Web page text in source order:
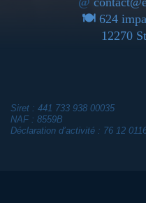
🍽 624
12270 St
Siret : 441 733 938 00035
NAF : 8559B
Déclaration d’activité : 76 12